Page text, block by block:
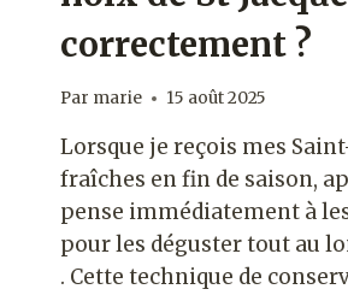
correctement ?
Par marie 15 août 2025
Lorsque je reçois mes
fraîches en fin de saison,
pense immédiatement à
pour les déguster tout au
. Cette technique de